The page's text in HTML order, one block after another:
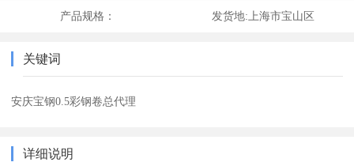
产品规格： 发货地: 上海市宝山区
关键词
安庆宝钢0.5彩钢卷总代理
详细说明